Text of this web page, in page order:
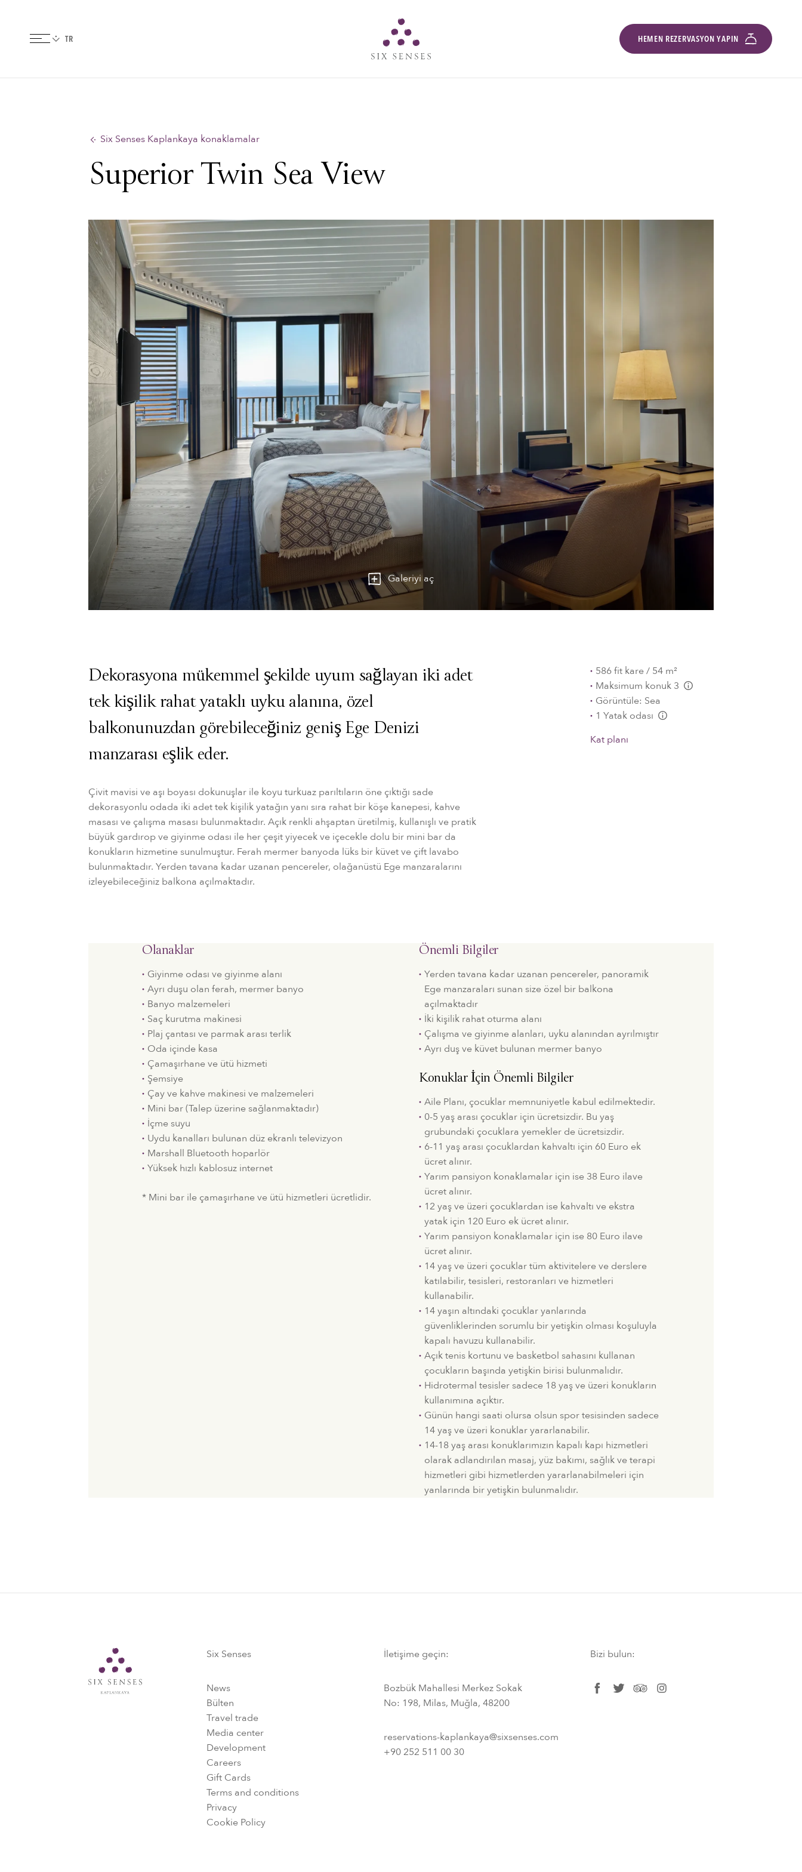
HEMEN REZERVASYON YAPIN
Six Senses Kaplankaya konaklamalar
Superior Twin Sea View
Galeriyi aç
Dekorasyona mükemmel şekilde uyum sağlayan iki adet
tek kişilik rahat yataklı uyku alanına, özel
balkonunuzdan görebileceğiniz geniş Ege Denizi
manzarası eşlik eder.
Çivit mavisi ve aşı boyası dokunuşlar ile koyu turkuaz parıltıların öne çıktığı sade
dekorasyonlu odada iki adet tek kişilik yatağın yanı sıra rahat bir köşe kanepesi, kahve
masası ve çalışma masası bulunmaktadır. Açık renkli ahşaptan üretilmiş, kullanışlı ve pratik
büyük gardırop ve giyinme odası ile her çeşit yiyecek ve içecekle dolu bir mini bar da
konukların hizmetine sunulmuştur. Ferah mermer banyoda lüks bir küvet ve çift lavabo
bulunmaktadır. Yerden tavana kadar uzanan pencereler, olağanüstü Ege manzaralarını
izleyebileceğiniz balkona açılmaktadır.
586 fit kare / 54 m²
Maksimum konuk 3
L:Generic.Info
Görüntüle: Sea
1 Yatak odası
L:Generic.Info
Kat planı
Olanaklar
Giyinme odası ve giyinme alanı
Ayrı duşu olan ferah, mermer banyo
Banyo malzemeleri
Saç kurutma makinesi
Plaj çantası ve parmak arası terlik
Oda içinde kasa
Çamaşırhane ve ütü hizmeti
Şemsiye
Çay ve kahve makinesi ve malzemeleri
Mini bar (Talep üzerine sağlanmaktadır)
İçme suyu
Uydu kanalları bulunan düz ekranlı televizyon
Marshall Bluetooth hoparlör
Yüksek hızlı kablosuz internet
* Mini bar ile çamaşırhane ve ütü hizmetleri ücretlidir.
Önemli Bilgiler
Yerden tavana kadar uzanan pencereler, panoramik
Ege manzaraları sunan size özel bir balkona
açılmaktadır
İki kişilik rahat oturma alanı
Çalışma ve giyinme alanları, uyku alanından ayrılmıştır
Ayrı duş ve küvet bulunan mermer banyo
Konuklar İçin Önemli Bilgiler
Aile Planı, çocuklar memnuniyetle kabul edilmektedir.
0-5 yaş arası çocuklar için ücretsizdir. Bu yaş
grubundaki çocuklara yemekler de ücretsizdir.
6-11 yaş arası çocuklardan kahvaltı için 60 Euro ek
ücret alınır.
Yarım pansiyon konaklamalar için ise 38 Euro ilave
ücret alınır.
12 yaş ve üzeri çocuklardan ise kahvaltı ve ekstra
yatak için 120 Euro ek ücret alınır.
Yarım pansiyon konaklamalar için ise 80 Euro ilave
ücret alınır.
14 yaş ve üzeri çocuklar tüm aktivitelere ve derslere
katılabilir, tesisleri, restoranları ve hizmetleri
kullanabilir.
14 yaşın altındaki çocuklar yanlarında
güvenliklerinden sorumlu bir yetişkin olması koşuluyla
kapalı havuzu kullanabilir.
Açık tenis kortunu ve basketbol sahasını kullanan
çocukların başında yetişkin birisi bulunmalıdır.
Hidrotermal tesisler sadece 18 yaş ve üzeri konukların
kullanımına açıktır.
Günün hangi saati olursa olsun spor tesisinden sadece
14 yaş ve üzeri konuklar yararlanabilir.
14-18 yaş arası konuklarımızın kapalı kapı hizmetleri
olarak adlandırılan masaj, yüz bakımı, sağlık ve terapi
hizmetleri gibi hizmetlerden yararlanabilmeleri için
yanlarında bir yetişkin bulunmalıdır.
Six Senses
News
Bülten
Travel trade
Media center
Development
Careers
Gift Cards
Terms and conditions
Privacy
Cookie Policy
İletişime geçin:
Bozbük Mahallesi Merkez Sokak
No: 198, Milas, Muğla, 48200
reservations-kaplankaya@sixsenses.com
+90 252 511 00 30
Bizi bulun:
facebook
twittertripadvisor